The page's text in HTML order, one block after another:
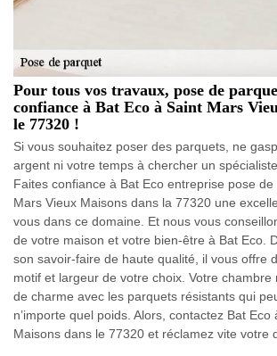
Pour tous vos travaux, pose de
confiance à Bat Eco à Saint Mars
le 77320 !
Si vous souhaitez poser des parquets, ne
argent ni votre temps à chercher un
Faites confiance à Bat Eco entreprise pose
Mars Vieux Maisons dans la 77320 une
vous dans ce domaine. Et nous vous
de votre maison et votre bien-être à Bat Eco.
son savoir-faire de haute qualité, il vous offre
motif et largeur de votre choix. Votre
de charme avec les parquets résistants qui
n’importe quel poids. Alors, contactez Bat
Maisons dans le 77320 et réclamez vite votre